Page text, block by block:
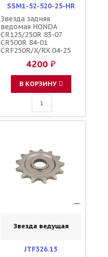
SSM1-52-520-25-HR
Звезда задняя
ведомая HONDA
CR125/250R 83-07
CR500R 84-01
CRF250R/X/RX 04-25
зубов 52 / MRP JTR210
1-3559-52
4200 ₽
В КОРЗИНУ
Звезда ведущая
JTF326.13